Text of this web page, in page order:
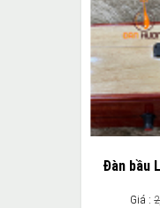
Đàn bầu
Giá :